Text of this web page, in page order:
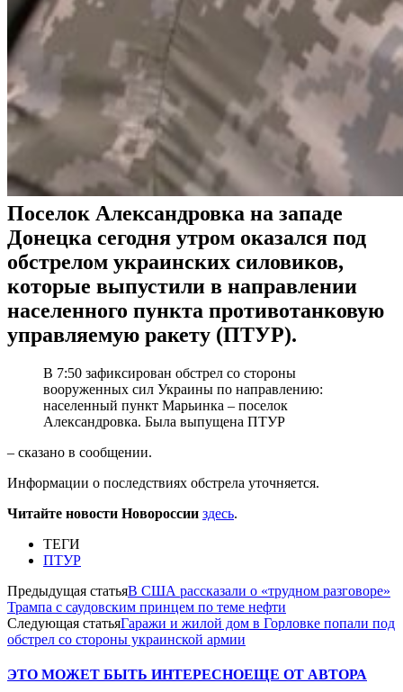
Поселок Александровка на западе
Донецка сегодня утром оказался под
обстрелом украинских силовиков,
которые выпустили в направлении
населенного пункта противотанковую
управляемую ракету (ПТУР).
В 7:50 зафиксирован обстрел со стороны
вооруженных сил Украины по направлению:
населенный пункт Марьинка – поселок
Александровка. Была выпущена ПТУР
– сказано в сообщении.
Информации о последствиях обстрела уточняется.
Читайте новости Новороссии здесь.
ТЕГИ
ПТУР
Предыдущая статьяВ США рассказали о «трудном разговоре»
Трампа с саудовским принцем по теме нефти
Следующая статьяГаражи и жилой дом в Горловке попали под
обстрел со стороны украинской армии
ЭТО МОЖЕТ БЫТЬ ИНТЕРЕСНОЕЩЕ ОТ АВТОРА